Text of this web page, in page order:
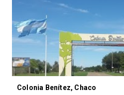
Colonia Benítez, Chaco